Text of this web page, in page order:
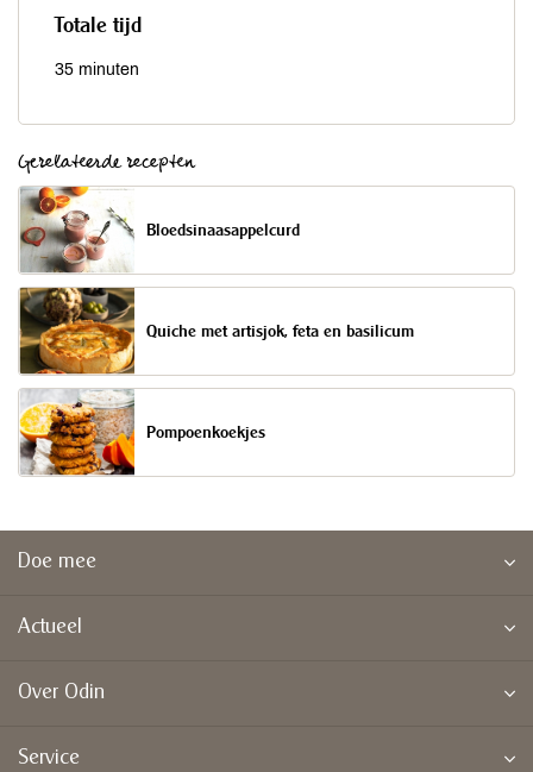
Totale tijd
35 minuten
Gerelateerde recepten
Bloedsinaasappelcurd
Quiche met artisjok, feta en basilicum
Pompoenkoekjes
Doe mee
Actueel
Over Odin
Service